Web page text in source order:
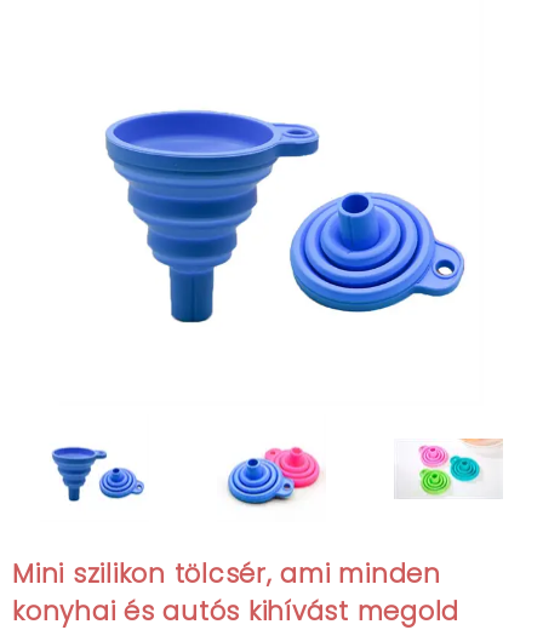
Mini szilikon tölcsér, ami minden
konyhai és autós kihívást megold